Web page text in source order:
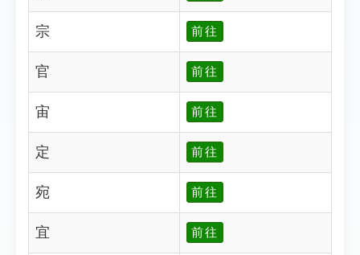
宗 前往
官 前往
宙 前往
定 前往
宛 前往
宜 前往